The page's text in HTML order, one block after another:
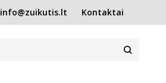
info@zuikutis.lt Kontaktai